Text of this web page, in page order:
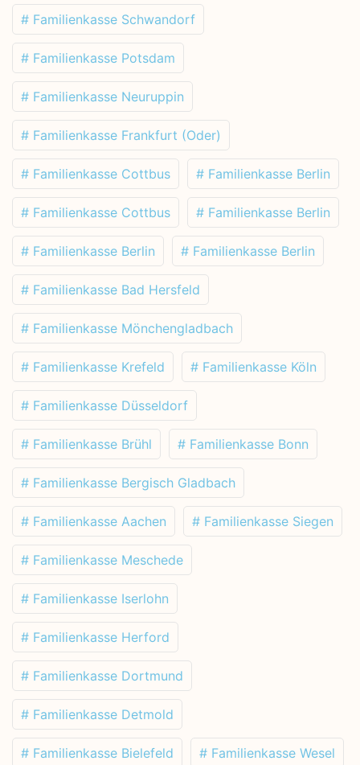
# Familienkasse Schwandorf
# Familienkasse Potsdam
# Familienkasse Neuruppin
# Familienkasse Frankfurt (Oder)
# Familienkasse Cottbus # Familienkasse Berlin
# Familienkasse Cottbus # Familienkasse Berlin
# Familienkasse Berlin # Familienkasse Berlin
# Familienkasse Bad Hersfeld
# Familienkasse Mönchengladbach
# Familienkasse Krefeld # Familienkasse Köln
# Familienkasse Düsseldorf
# Familienkasse Brühl # Familienkasse Bonn
# Familienkasse Bergisch Gladbach
# Familienkasse Aachen # Familienkasse Siegen
# Familienkasse Meschede
# Familienkasse Iserlohn
# Familienkasse Herford
# Familienkasse Dortmund
# Familienkasse Detmold
# Familienkasse Bielefeld # Familienkasse Wesel